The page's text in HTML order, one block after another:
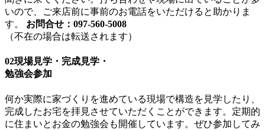
いので、ご来店前に事前のお電話をいただけると助かりま
す。 お問合せ：097-560-5008
（不在の場合は転送されます）
02現場見学・完成見学・
勉強会参加
何か実際に家づくりを進めている現場で構造を見学したり、
完成したお宅を拝見させていただくことができます。定期的
に住まいとお金の勉強会も開催しています。ぜひ参加してみ